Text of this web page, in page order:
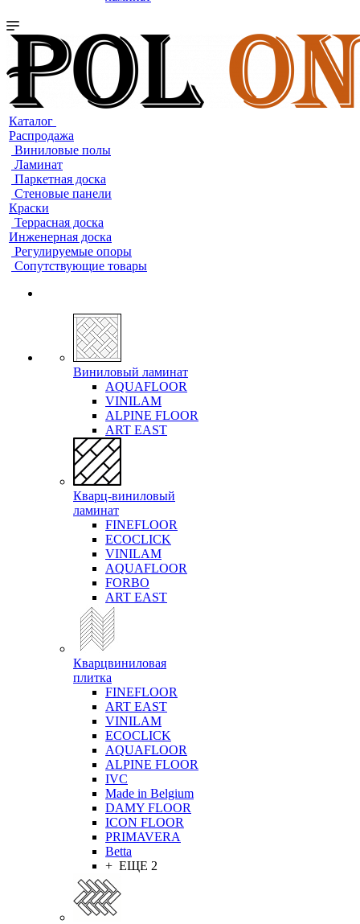
Каталог
Распродажа
Виниловые полы
Ламинат
Паркетная доска
Стеновые панели
Краски
Террасная доска
Инженерная доска
Регулируемые опоры
Сопутствующие товары
Виниловый ламинат
AQUAFLOOR
VINILAM
ALPINE FLOOR
ART EAST
Кварц-виниловый
ламинат
FINEFLOOR
ECOCLICK
VINILAM
AQUAFLOOR
FORBO
ART EAST
Кварцвиниловая
плитка
FINEFLOOR
ART EAST
VINILAM
ECOCLICK
AQUAFLOOR
ALPINE FLOOR
IVC
Made in Belgium
DAMY FLOOR
ICON FLOOR
PRIMAVERA
Betta
+ ЕЩЕ 2